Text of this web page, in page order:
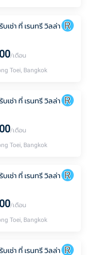
เช่า ที่ เรนทรี วิลล่า
/เดือน
Toei, Bangkok
เช่า ที่ เรนทรี วิลล่า
/เดือน
Toei, Bangkok
เช่า ที่ เรนทรี วิลล่า
/เดือน
Toei, Bangkok
เช่า ที่ เรนทรี วิลล่า